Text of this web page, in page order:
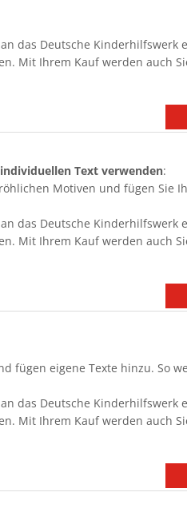
das Deutsche Kinderhilfswerk
Mit Ihrem Kauf werden auch
Text verwenden:
Motiven und fügen Sie
das Deutsche Kinderhilfswerk
Mit Ihrem Kauf werden auch
fügen eigene Texte hinzu. So
das Deutsche Kinderhilfswerk
Mit Ihrem Kauf werden auch